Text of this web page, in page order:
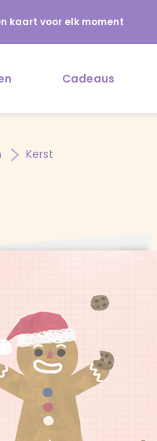
kaart voor elk moment
Cadeaus
Kerst